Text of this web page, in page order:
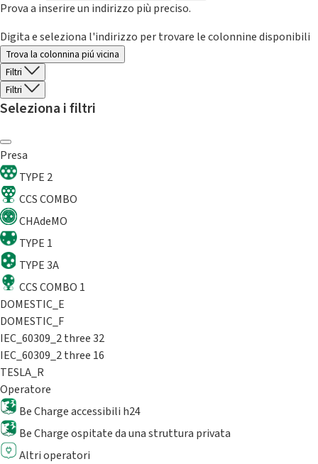
Prova a inserire un indirizzo più preciso.
Digita e seleziona l'indirizzo per trovare le colonnine disponibili
Trova la colonnina piú vicina
Filtri
Filtri
Seleziona i filtri
Presa
TYPE 2
CCS COMBO
CHAdeMO
TYPE 1
TYPE 3A
CCS COMBO 1
DOMESTIC_E
DOMESTIC_F
IEC_60309_2 three 32
IEC_60309_2 three 16
TESLA_R
Operatore
Be Charge accessibili h24
Be Charge ospitate da una struttura privata
Altri operatori